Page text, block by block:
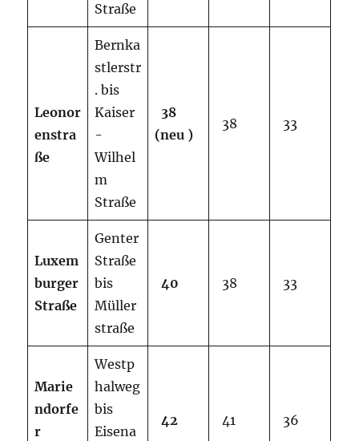
Straße
Leonor
enstra
ße
Bernka
stlerstr
. bis
Kaiser
-
Wilhel
m
Straße
38
(neu )
38 33
Luxem
burger
Straße
Genter
Straße
bis
Müller
straße
40 38 33
Marie
ndorfe
r
Westp
halweg
bis
Eisena
42 41 36